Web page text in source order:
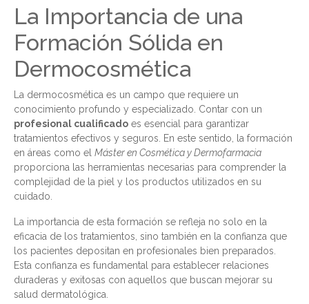
La Importancia de una
Formación Sólida en
Dermocosmética
La dermocosmética es un campo que requiere un
conocimiento profundo y especializado. Contar con un
profesional cualificado es esencial para garantizar
tratamientos efectivos y seguros. En este sentido, la formación
en áreas como el Máster en Cosmética y Dermofarmacia
proporciona las herramientas necesarias para comprender la
complejidad de la piel y los productos utilizados en su
cuidado.
La importancia de esta formación se refleja no solo en la
eficacia de los tratamientos, sino también en la confianza que
los pacientes depositan en profesionales bien preparados.
Esta confianza es fundamental para establecer relaciones
duraderas y exitosas con aquellos que buscan mejorar su
salud dermatológica.